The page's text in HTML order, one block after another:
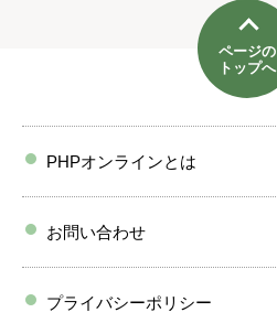
ページの
トップへ
PHPオンラインとは
お問い合わせ
プライバシーポリシー